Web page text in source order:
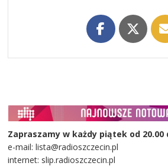
Zapraszamy w każdy piątek od 20.00
e-mail: lista@radioszczecin.pl
internet: slip.radioszczecin.pl